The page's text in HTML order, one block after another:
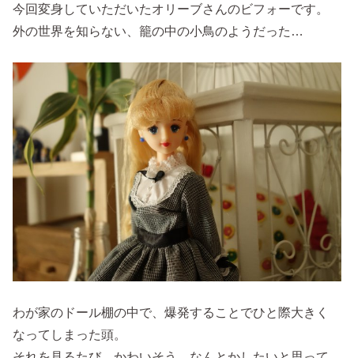
今回変身していただいたオリーブさんのビフォーです。
外の世界を知らない、籠の中の小鳥のようだった…
わが家のドール棚の中で、爆発することでひと際大きく
なってしまった頭。